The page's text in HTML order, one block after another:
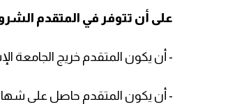
على أن تتوفر في المتقدم
- أن يكون المتقدم خريج الجامعة
- أن يكون المتقدم حاصل على